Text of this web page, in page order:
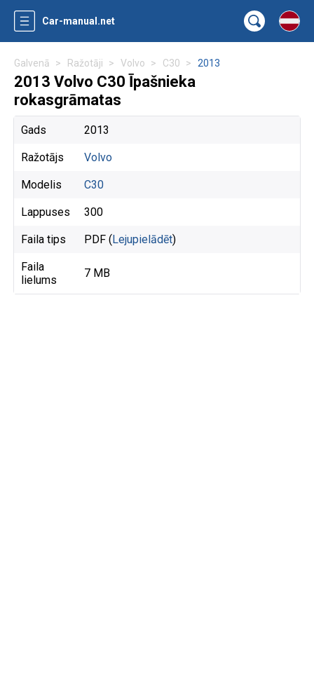
Car-manual.net
Galvenā Ražotāji Volvo C30 2013
2013 Volvo C30 Īpašnieka
rokasgrāmatas
Gads 2013
Ražotājs Volvo
Modelis C30
Lappuses 300
Faila tips PDF (Lejupielādēt)
Faila
lielums
7 MB